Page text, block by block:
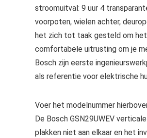
stroomuitval: 9 uur 4
voorpoten, wielen achter,
het zich tot taak gesteld om
comfortabele uitrusting om je
Bosch zijn eerste
als referentie voor elektrische
Voer het modelnummer
De Bosch GSN29UWEV
plakken niet aan elkaar en het